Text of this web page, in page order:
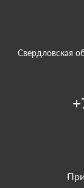
Свердловская